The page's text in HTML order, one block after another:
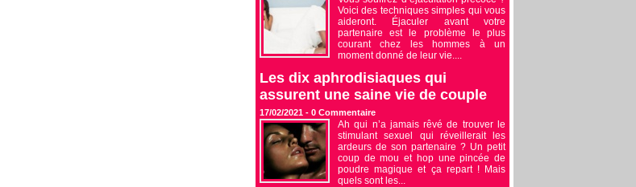
Voici des techniques simples qui vous
aideront. Éjaculer avant votre
partenaire est le problème le plus
courant chez les hommes à un
moment donné de leur vie....
Les dix aphrodisiaques qui
assurent une saine vie de couple
17/02/2021 - 0 Commentaire
Ah qui n’a jamais rêvé de trouver le
stimulant sexuel qui réveillerait les
ardeurs de son partenaire ? Un petit
coup de mou et hop une pincée de
poudre magique et ça repart ! Mais
quels sont les...